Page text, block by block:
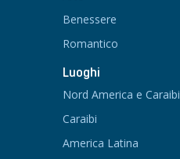
Benessere
Romantico
Luoghi
Nord America e Caraibi
Caraibi
America Latina